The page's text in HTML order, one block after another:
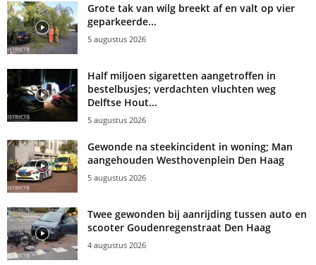
Grote tak van wilg breekt af en valt op vier
geparkeerde...
5 augustus 2026
Half miljoen sigaretten aangetroffen in
bestelbusjes; verdachten vluchten weg
Delftse Hout...
5 augustus 2026
Gewonde na steekincident in woning; Man
aangehouden Westhovenplein Den Haag
5 augustus 2026
Twee gewonden bij aanrijding tussen auto en
scooter Goudenregenstraat Den Haag
4 augustus 2026